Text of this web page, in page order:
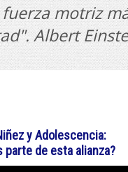
motriz
Albert
y Adolescencia:
parte de esta alianza?